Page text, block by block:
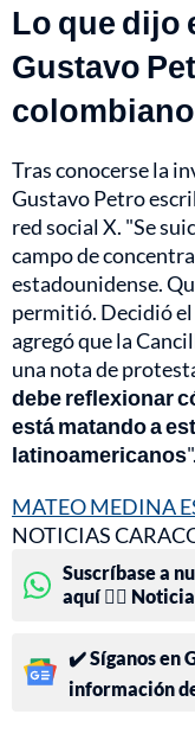
Lo que dijo
Gustavo
colombiano
Tras conocerse la
Gustavo Petro
red social X. "Se
campo de
estadounidense.
permitió. Decidió
agregó que la
una nota de
debe reflexionar
está matando a
latinoamericanos".
MATEO MEDINA
NOTICIAS
Suscríbase a
aquí 👉🏻
✔️ Síganos en
información